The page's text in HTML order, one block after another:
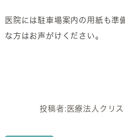
医院には駐車場案内の用紙も準
な方はお声がけください。
投稿者: 医療法人クリ